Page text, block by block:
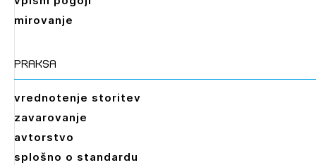
mirovanje
praksa
vrednotenje storitev
zavarovanje
avtorstvo
splošno o standardu